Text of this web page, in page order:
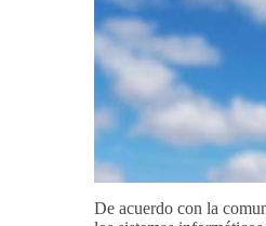
De acuerdo con la